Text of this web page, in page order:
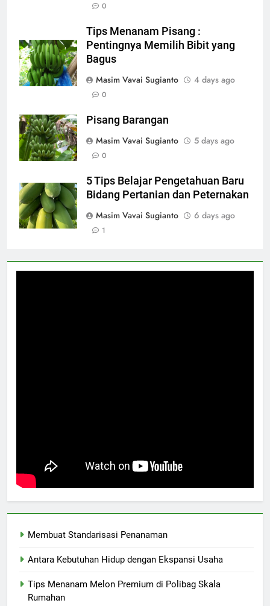
0
Tips Menanam Pisang :
Pentingnya Memilih Bibit yang
Bagus
Masim Vavai Sugianto
4 days ago
0
Pisang Barangan
Masim Vavai Sugianto
5 days ago
0
5 Tips Belajar Pengetahuan Baru
Bidang Pertanian dan Peternakan
Masim Vavai Sugianto
6 days ago
1
Membuat Standarisasi Penanaman
Antara Kebutuhan Hidup dengan Ekspansi Usaha
Tips Menanam Melon Premium di Polibag Skala
Rumahan